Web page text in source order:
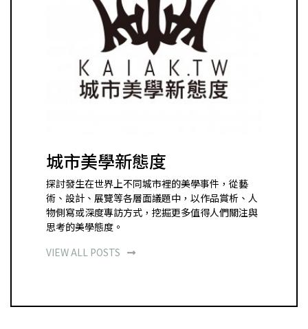
城市美學新態度
探討發生在世界上不同城市裡的美學事件，從藝
術、設計、展覽等各層面議題中，以作品賞析、人
物側寫或深度專訪方式，挖掘更多值得人們關注與
思考的美學態度。
VIEW ALL POSTS